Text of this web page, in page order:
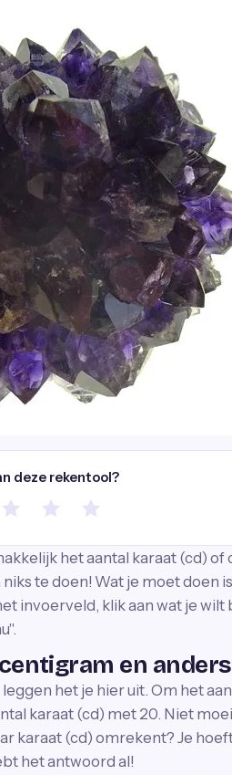
deze rekentool?
het aantal karaat (cd) of
te doen! Wat je moet doen
invoerveld, klik aan wat je
en
het je hier uit. Om het
karaat (cd) met 20. Niet
karaat (cd) omrekent? Je
het antwoord al!